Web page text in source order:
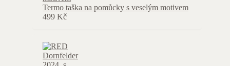
Termo taška na pomůcky s veselým motivem
499 Kč